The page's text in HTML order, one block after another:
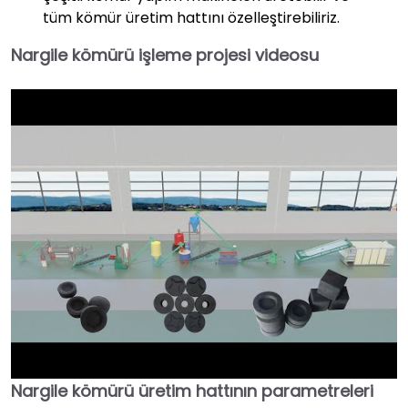
tüm kömür üretim hattını özelleştirebiliriz.
Nargile kömürü işleme projesi videosu
►
Nargile kömürü üretim hattının parametreleri